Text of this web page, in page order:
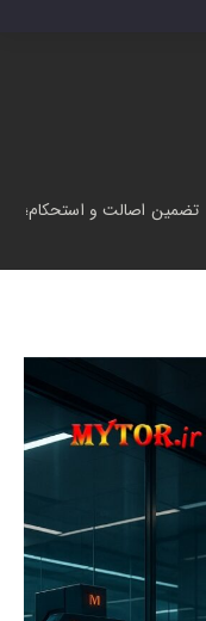
تضمین اصالت و استحکام؛